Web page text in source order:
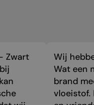
Zwart
Wij
Wat een
brand
vloeistof.